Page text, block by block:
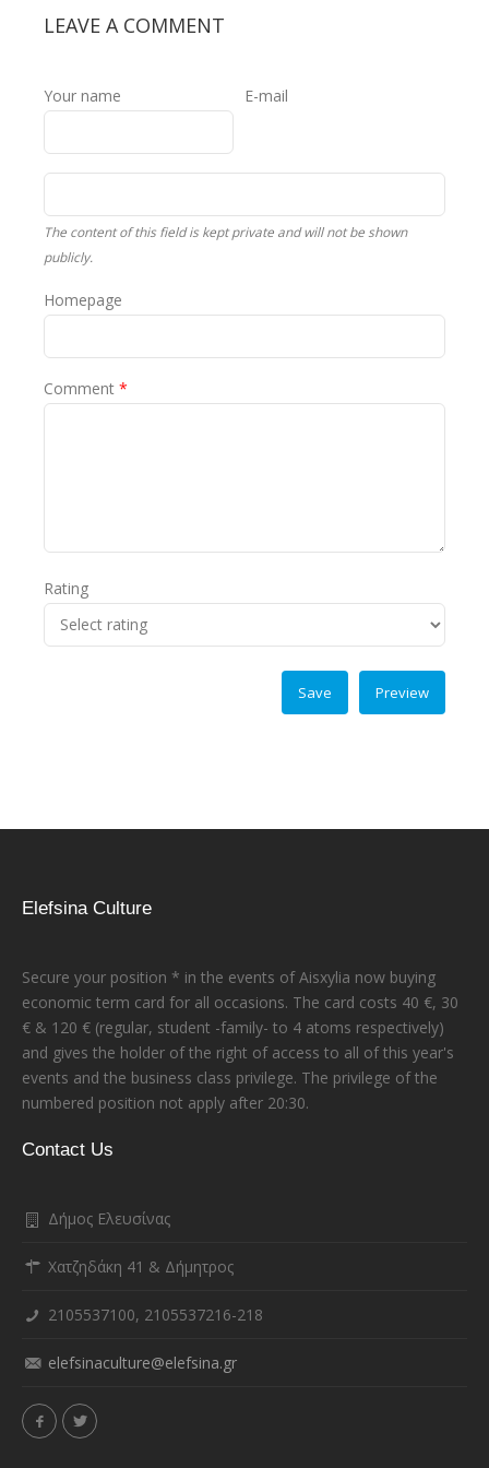
LEAVE A COMMENT
Your name E-mail
The content of this field is kept private and will not be shown
publicly.
Homepage
Comment *
Rating
Elefsina Culture
Secure your position * in the events of Aisxylia now buying
economic term card for all occasions. The card costs 40 €, 30
€ & 120 € (regular, student -family- to 4 atoms respectively)
and gives the holder of the right of access to all of this year's
events and the business class privilege. The privilege of the
numbered position not apply after 20:30.
Contact Us
Δήμος Ελευσίνας
Χατζηδάκη 41 & Δήμητρος
2105537100, 2105537216-218
elefsinaculture@elefsina.gr